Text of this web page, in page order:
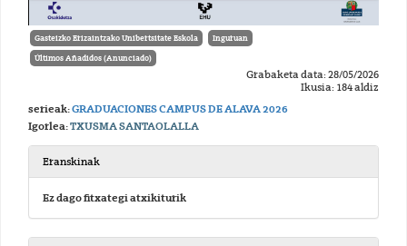
Gasteizko Erizaintzako Unibertsitate Eskola Inguruan
Últimos Añadidos (Anunciado)
Grabaketa data: 28/05/2026
Ikusia: 184 aldiz
serieak:GRADUACIONES CAMPUS DE ALAVA 2026
Igorlea:TXUSMA SANTAOLALLA
Eranskinak
Ez dago fitxategi atxikiturik